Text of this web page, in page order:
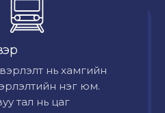
нь хамгийн
нэг юм.
тал нь цаг